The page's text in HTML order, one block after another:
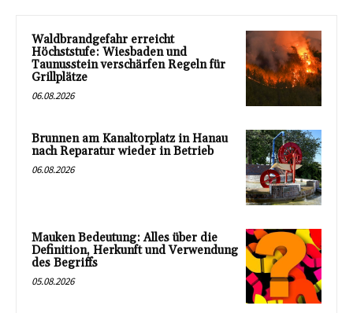
Waldbrandgefahr erreicht
Höchststufe: Wiesbaden und
Taunusstein verschärfen Regeln für
Grillplätze
06.08.2026
Brunnen am Kanaltorplatz in Hanau
nach Reparatur wieder in Betrieb
06.08.2026
Mauken Bedeutung: Alles über die
Definition, Herkunft und Verwendung
des Begriffs
05.08.2026